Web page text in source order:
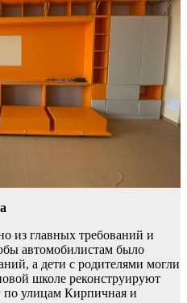
из главных требований и
автомобилистам было
а дети с родителями могли
школе реконструируют
по улицам Кирпичная и